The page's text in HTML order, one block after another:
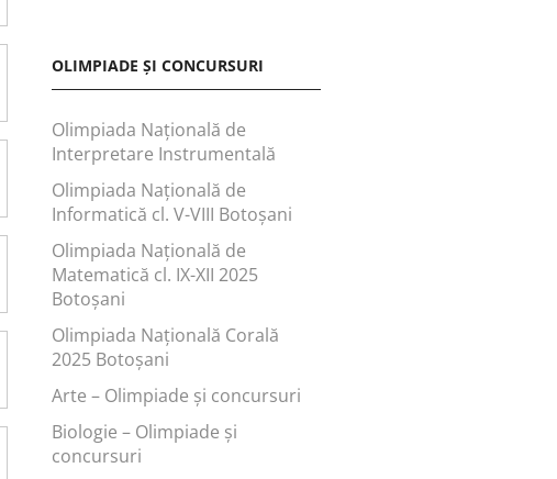
OLIMPIADE ȘI CONCURSURI
Olimpiada Națională de
Interpretare Instrumentală
Olimpiada Națională de
Informatică cl. V-VIII Botoșani
Olimpiada Națională de
Matematică cl. IX-XII 2025
Botoșani
Olimpiada Națională Corală
2025 Botoșani
Arte – Olimpiade și concursuri
Biologie – Olimpiade și
concursuri